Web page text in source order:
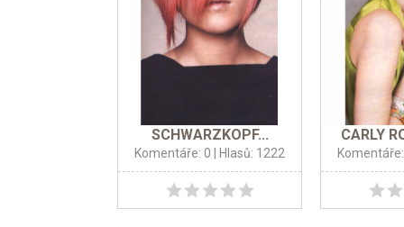
SCHWARZKOPF...
Komentáře: 0 | Hlasů: 1222
CARLY